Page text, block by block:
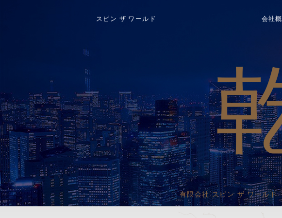
スピン ザ ワールド 会社
有限会社 スピン ザ ワールド